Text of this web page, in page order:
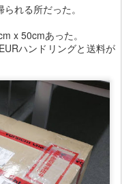
れる所だった。
x 50cmあった。
ハンドリングと送料が